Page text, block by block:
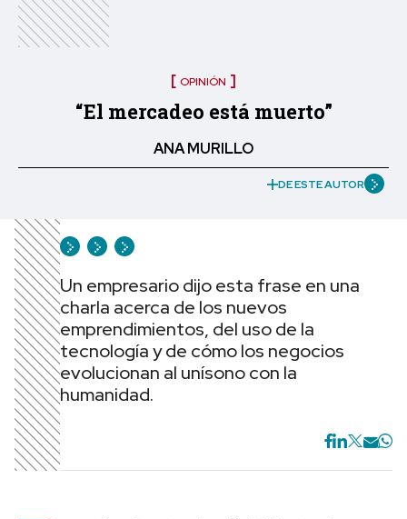
OPINIÓN
“El mercadeo está muerto”
ANA MURILLO
DE ESTE AUTOR
Un empresario dijo esta frase en una
charla acerca de los nuevos
emprendimientos, del uso de la
tecnología y de cómo los negocios
evolucionan al unísono con la
humanidad.